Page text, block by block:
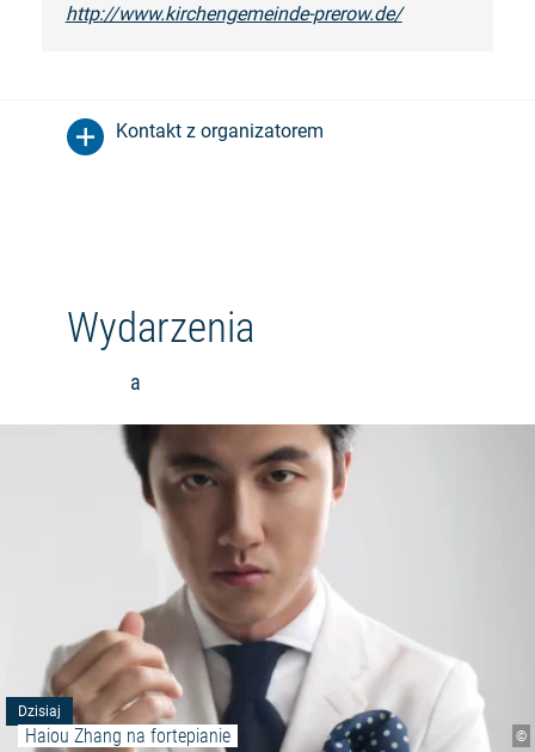
http://www.kirchengemeinde-prerow.de/
Kontakt z organizatorem
Wydarzenia
a
©
Dzisiaj
Haiou Zhang na fortepianie